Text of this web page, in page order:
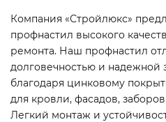
Компания «Стройлюкс»
профнастил высокого
ремонта. Наш профнастил
долговечностью и надежной
благодаря цинковому
для кровли, фасадов,
Легкий монтаж и